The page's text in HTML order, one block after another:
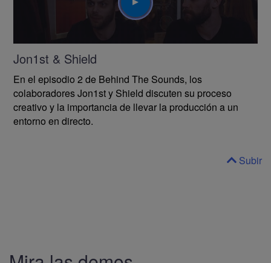
Jon1st & Shield
En el episodio 2 de Behind The Sounds, los
colaboradores Jon1st y Shield discuten su proceso
creativo y la importancia de llevar la producción a un
entorno en directo.
Subir